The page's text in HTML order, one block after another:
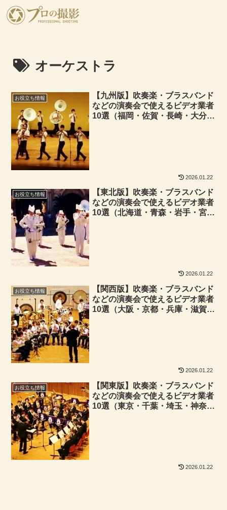
オーケストラ
お役立ち情報
【九州版】吹奏楽・ブラスバンド
などの演奏会で使えるビデオ業者
10選（福岡・佐賀・長崎・大分・
2026.01.22
お役立ち情報
【東北版】吹奏楽・ブラスバンド
などの演奏会で使えるビデオ業者
10選（北海道・青森・岩手・宮
2026.01.22
お役立ち情報
【関西版】吹奏楽・ブラスバンド
などの演奏会で使えるビデオ業者
10選（大阪・京都・兵庫・滋賀・
2026.01.22
お役立ち情報
【関東版】吹奏楽・ブラスバンド
などの演奏会で使えるビデオ業者
10選（東京・千葉・埼玉・神奈
2026.01.22